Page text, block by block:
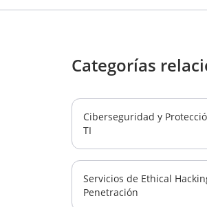
Categorías
Ciberseguridad y
TI
Servicios de Ethical
Penetración